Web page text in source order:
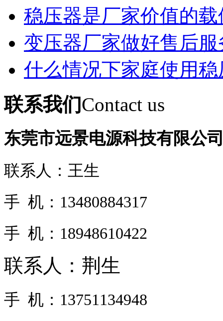
稳压器是厂家价值的载
变压器厂家做好售后
什么情况下家庭使用稳
联系我们Contact us
东莞市远景电源科技有限公
联系人：王生
手 机：13480884317
手 机：18948610422
联系人：荆生
手 机：13751134948